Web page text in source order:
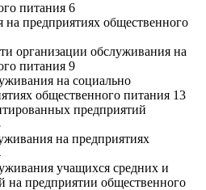
питания 6
предприятиях общественного
организации обслуживания на
питания 9
на социально
общественного питания 13
предприятий
на предприятиях
учащихся средних и
на предприятии общественного